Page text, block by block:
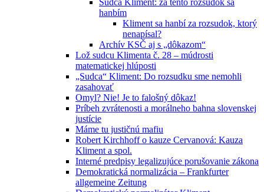
hanbím
Kliment sa hanbí za rozsudok, ktorý
nenapísal?
Archív KSČ aj s „dôkazom“
Lož sudcu Klimenta č. 28 – múdrosti
matematickej hlúposti
„Sudca“ Kliment: Do rozsudku sme nemohli
zasahovať
Omyl? Nie! Je to falošný dôkaz!
Príbeh zvrátenosti a morálneho bahna slovenskej
justície
Máme tu justičnú mafiu
Robert Kirchhoff o kauze Cervanová: Kauza
Kliment a spol.
Interné predpisy legalizujúce porušovanie zákona
Demokratická normalizácia – Frankfurter
allgemeine Zeitung